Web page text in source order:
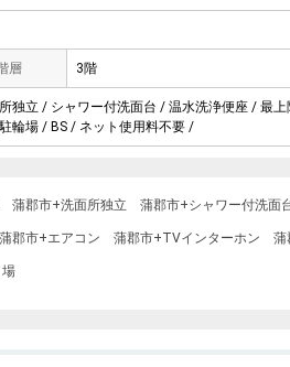
層 3階
独立 / シャワー付洗面台 / 温水洗浄便座 / 最
輪場 / BS / ネット使用料不要 /
蒲郡市+洗面所独立 蒲郡市+シャワー付洗面
蒲郡市+エアコン 蒲郡市+TVインターホン 蒲